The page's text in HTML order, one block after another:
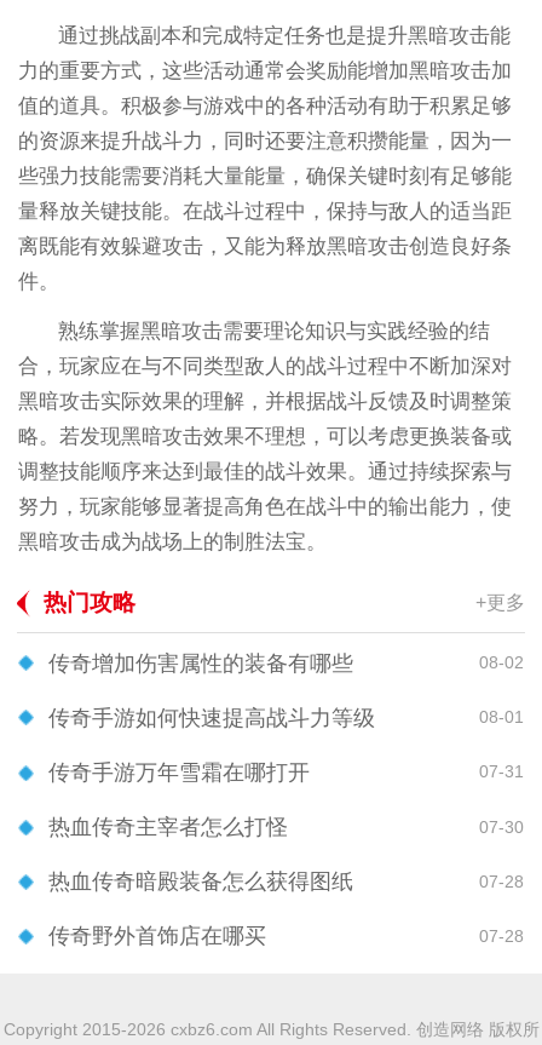
通过挑战副本和完成特定任务也是提升黑暗攻击能
力的重要方式，这些活动通常会奖励能增加黑暗攻击加
值的道具。积极参与游戏中的各种活动有助于积累足够
的资源来提升战斗力，同时还要注意积攒能量，因为一
些强力技能需要消耗大量能量，确保关键时刻有足够能
量释放关键技能。在战斗过程中，保持与敌人的适当距
离既能有效躲避攻击，又能为释放黑暗攻击创造良好条
件。
熟练掌握黑暗攻击需要理论知识与实践经验的结
合，玩家应在与不同类型敌人的战斗过程中不断加深对
黑暗攻击实际效果的理解，并根据战斗反馈及时调整策
略。若发现黑暗攻击效果不理想，可以考虑更换装备或
调整技能顺序来达到最佳的战斗效果。通过持续探索与
努力，玩家能够显著提高角色在战斗中的输出能力，使
黑暗攻击成为战场上的制胜法宝。
热门攻略 +更多
传奇增加伤害属性的装备有哪些 08-02
传奇手游如何快速提高战斗力等级 08-01
传奇手游万年雪霜在哪打开 07-31
热血传奇主宰者怎么打怪 07-30
热血传奇暗殿装备怎么获得图纸 07-28
传奇野外首饰店在哪买 07-28
Copyright 2015-2026 cxbz6.com All Rights Reserved. 创造网络 版权所